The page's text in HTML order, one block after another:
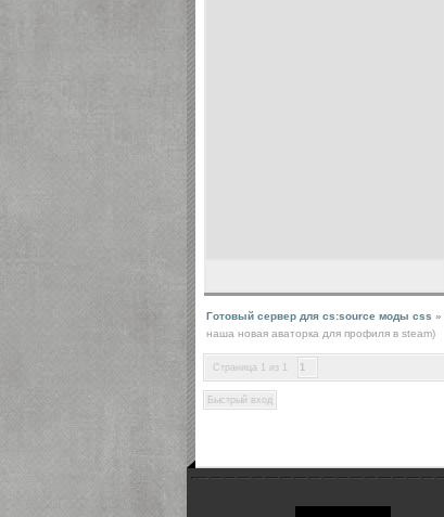
Готовый сервер для cs:source моды css »
наша новая аваторка для профиля в steam)
Страница 1 из 1 1